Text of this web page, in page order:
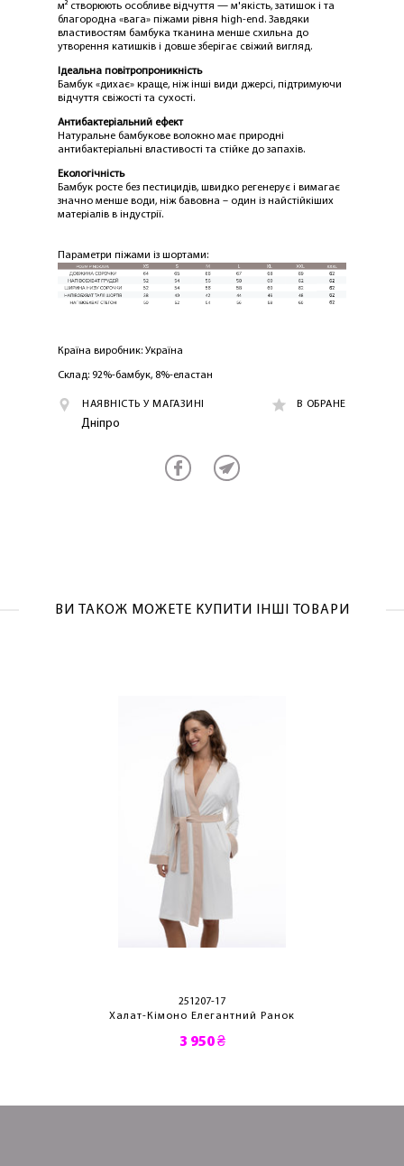
м² створюють особливе відчуття — м'якість, затишок і та
благородна «вага» піжами рівня high-end. Завдяки
властивостям бамбука тканина менше схильна до
утворення катишків і довше зберігає свіжий вигляд.
Ідеальна повітропроникність
Бамбук «дихає» краще, ніж інші види джерсі, підтримуючи
відчуття свіжості та сухості.
Антибактеріальний ефект
Натуральне бамбукове волокно має природні
антибактеріальні властивості та стійке до запахів.
Екологічність
Бамбук росте без пестицидів, швидко регенерує і вимагає
значно менше води, ніж бавовна – один із найстійкіших
матеріалів в індустрії.
Параметри піжами із шортами:
Країна виробник: Україна
Склад: 92%-бамбук, 8%-еластан
НАЯВНІСТЬ У МАГАЗИНІ В ОБРАНЕ
Дніпро
ВИ ТАКОЖ МОЖЕТЕ КУПИТИ ІНШІ ТОВАРИ
251207-17
Халат-Кімоно Елегантний Ранок
3 950 ₴
ЛАСКАВО ПРОСИМО ДО
NOSOVSKI.COM! ПРИЙМІТЬ ВІД НАС
ПРИВІТНИЙ БОНУС - ЗНИЖКУ НА
ПЕРШЕ ПОКУПКУ
ОТРИМАТИ!